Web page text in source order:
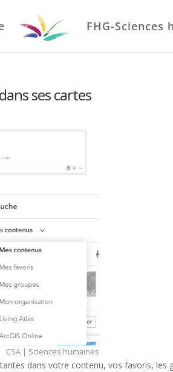
FHG-Sciences
ses cartes
CSA | Sciences humaines
dans votre contenu, vos favoris, les